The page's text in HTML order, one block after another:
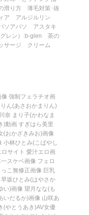
滑り方
薄毛対策･抜
ア
アルジルリン
ソアパソ
アスタキ
レン）:b-glen
茶の
サージ クリーム
像 強制フェラチオ画
ん(あさおかまりん)
川奈 まり子(かわなま
)動画 すぎはら美里
(おかざきみお)画像
小林ひとみ(こばやし
サイト 愛汁エロ画
一スケベ画像 フェロ
っこ無修正画像 巨乳
早坂ひとみ(はやさか
い)画像 望月なな(も
いだるか)画像 山咲あ
(やとうあき)AV女優